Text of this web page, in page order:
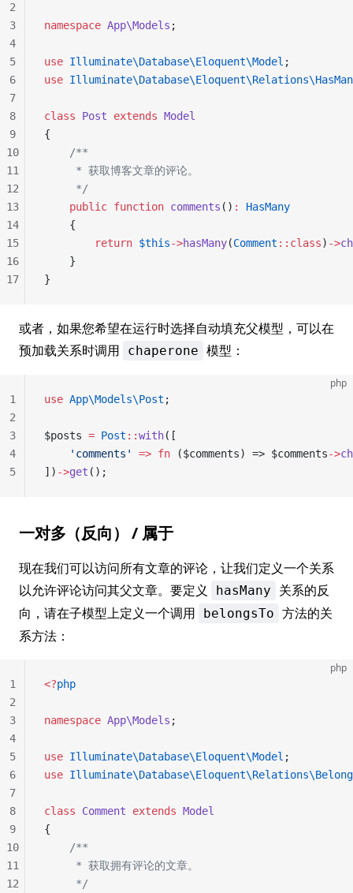
namespace App\Models ;
use Illuminate\Database\Eloquent\Model ;
use
class Post extends Model
{
    /**
     * 获取博客文章的评论。
     */
    public
function comments () :
HasMany
    {
        return
$this->hasMany(Comment ::class) ->
    }
}
2
3
4
5
6
7
8
9
10
11
12
13
14
15
16
17
或者，如果您希望在运行时选择自动填充父模型，可以在
预加载关系时调用
chaperone 模型：
php
use App\Models\Post ;
$posts = Post ::with([
    'comments'
=> fn ($comments) => $comments->
]) ->get ();
1
2
3
4
5
一对多（反向） / 属于
现在我们可以访问所有文章的评论，让我们定义一个关系
以允许评论访问其父文章。要定义
hasMany
关系的反
向，请在子模型上定义一个调用
belongsTo 方法的关
系方法：
php
<?php
namespace App\Models ;
use Illuminate\Database\Eloquent\Model ;
use
class Comment extends Model
{
    /**
     * 获取拥有评论的文章。
     */
1
2
3
4
5
6
7
8
9
10
11
12